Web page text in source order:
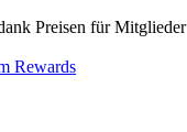
Preisen für Mitglieder
Rewards